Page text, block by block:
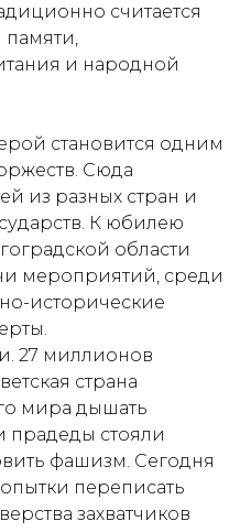
считается
памяти,
и народной
становится одним
Сюда
из разных стран и
К юбилею
области
мероприятий, среди
исторические
27 миллионов
страна
мира дышать
стояли
фашизм. Сегодня
переписать
захватчиков